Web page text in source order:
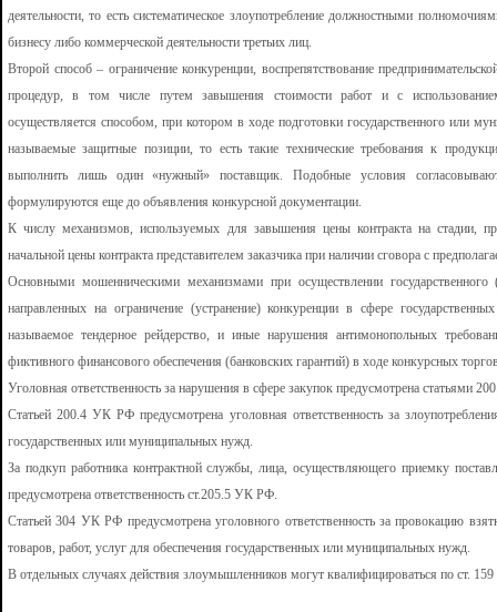
деятельности, то есть систематическое злоупотребление должностными
бизнесу либо коммерческой деятельности третьих лиц.
Второй способ – ограничение конкуренции, воспрепятствование
процедур, в том числе путем завышения стоимости работ и с
осуществляется способом, при котором в ходе подготовки государственного или
называемые защитные позиции, то есть такие технические требования к
выполнить лишь один «нужный» поставщик. Подобные условия
формулируются еще до объявления конкурсной документации.
К числу механизмов, используемых для завышения цены контракта на стадии,
начальной цены контракта представителем заказчика при наличии сговора с
Основными мошенническими механизмами при осуществлении
направленных на ограничение (устранение) конкуренции в сфере
называемое тендерное рейдерство, и иные нарушения антимонопольных
фиктивного финансового обеспечения (банковских гарантий) в ходе конкурсных
Уголовная ответственность за нарушения в сфере закупок предусмотрена статьями
Статьей 200.4 УК РФ предусмотрена уголовная ответственность за
государственных или муниципальных нужд.
За подкуп работника контрактной службы, лица, осуществляющего приемку
предусмотрена ответственность ст.205.5 УК РФ.
Статьей 304 УК РФ предусмотрена уголовного ответственность за провокацию
товаров, работ, услуг для обеспечения государственных или муниципальных нужд.
В отдельных случаях действия злоумышленников могут квалифицироваться по ст.